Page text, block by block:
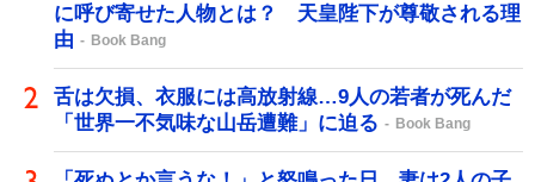
に呼び寄せた人物とは？ 天皇陛下が尊敬される理
由
Book Bang
舌は欠損、衣服には高放射線…9人の若者が死んだ
「世界一不気味な山岳遭難」に迫る
Book Bang